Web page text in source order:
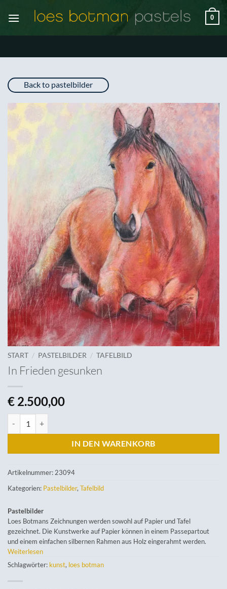
Inhalt
0
Back to pastelbilder
START / PASTELBILDER / TAFELBILD
In Frieden gesunken
€ 2.500,00
IN DEN WARENKORB
Artikelnummer: 23094
Kategorien: Pastelbilder, Tafelbild
Pastelbilder
Loes Botmans Zeichnungen werden sowohl auf Papier und Tafel
gezeichnet. Die Kunstwerke auf Papier können in einem Passepartout
und einem einfachen silbernen Rahmen aus Holz eingerahmt werden.
Weiterlesen
Schlagwörter: kunst, loes botman